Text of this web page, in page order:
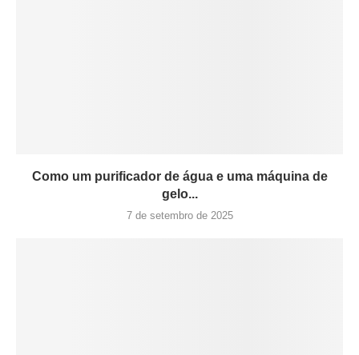
Como um purificador de água e uma máquina de
gelo...
7 de setembro de 2025